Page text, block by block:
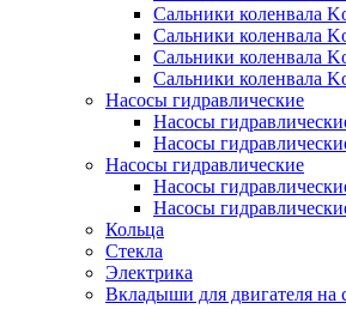
Сальники коленвала
Сальники коленвала
Сальники коленвала
Сальники коленвала
Насосы гидравлические
Насосы
Насосы
Насосы гидравлические
Насосы
Насосы
Кольца
Стекла
Электрика
Вкладыши для двигателя на